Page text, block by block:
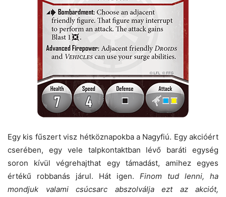
Egy kis fűszert visz hétköznapokba a Nagyfiú. Egy akcióért
cserében, egy vele talpkontaktban lévő baráti egység
soron kívül végrehajthat egy támadást, amihez egyes
értékű robbanás járul. Hát igen. Finom tud lenni, ha
mondjuk valami csúcsarc abszolválja ezt az akciót,